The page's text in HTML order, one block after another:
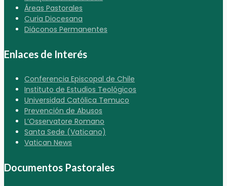
Áreas Pastorales
Curia Diocesana
Diáconos Permanentes
Enlaces de Interés
Conferencia Episcopal de Chile
Instituto de Estudios Teológicos
Universidad Católica Temuco
Prevención de Abusos
L’Osservatore Romano
Santa Sede (Vaticano)
Vatican News
Documentos Pastorales